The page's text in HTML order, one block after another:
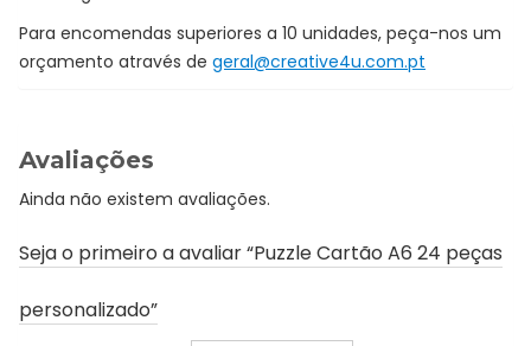
Para encomendas superiores a 10 unidades, peça-nos um
orçamento através de geral@creative4u.com.pt
Avaliações
Ainda não existem avaliações.
Seja o primeiro a avaliar “Puzzle Cartão A6 24 peças
personalizado”